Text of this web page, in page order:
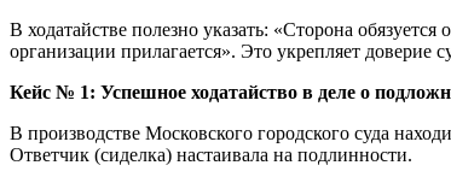
В ходатайстве полезно указать: «Сторона
организации прилагается». Это укрепляет доверие
Кейс № 1: Успешное ходатайство в деле о
В производстве Московского городского суда
Ответчик (сиделка) настаивала на подлинности.